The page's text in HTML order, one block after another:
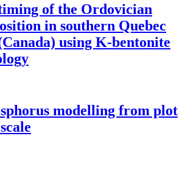
of the Ordovician
in southern Quebec
using K-bentonite
modelling from plot